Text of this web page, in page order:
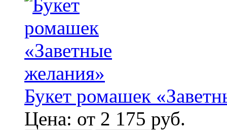
Букет ромашек
Цена: от 2 175 руб.